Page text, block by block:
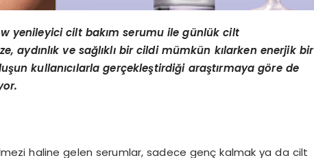
yenileyici cilt bakım serumu ile günlük cilt
aydınlık ve sağlıklı bir cildi mümkün kılarken enerjik bir
kullanıcılarla gerçekleştirdiği araştırmaya göre de
haline gelen serumlar, sadece genç kalmak ya da cilt